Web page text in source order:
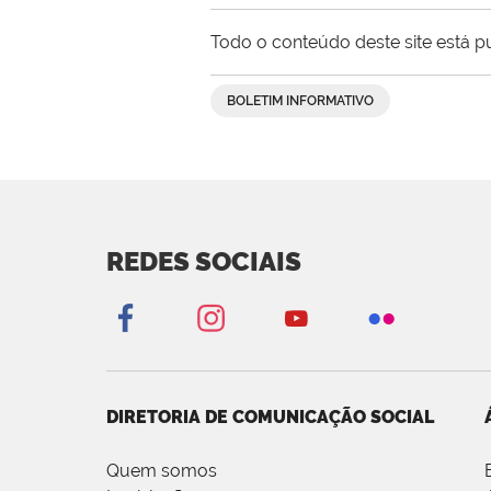
Todo o conteúdo deste site está
BOLETIM INFORMATIVO
REDES SOCIAIS
DIRETORIA DE COMUNICAÇÃO SOCIAL
Quem somos